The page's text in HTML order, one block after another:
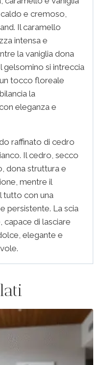
e cremoso,
Il caramello
intensa e
la vaniglia dona
si intreccia
tocco floreale
la
eleganza e
raffinato di cedro
Il cedro, secco
dona struttura e
mentre il
tutto con una
persistente. La scia
di lasciare
elegante e